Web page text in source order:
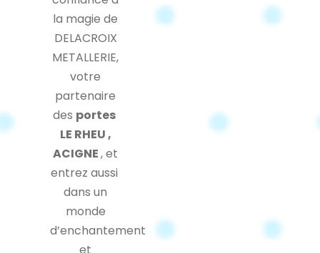
la magie de
DELACROIX
METALLERIE,
votre
partenaire
des portes
LE RHEU ,
ACIGNE, et
entrez aussi
dans un
monde
d’enchantement